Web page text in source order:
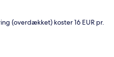
(overdækket) koster 16 EUR pr.